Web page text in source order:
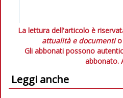
La lettura dell'articolo è
attualità e documentio
Gli abbonati possono
abbonato.
Leggi anche